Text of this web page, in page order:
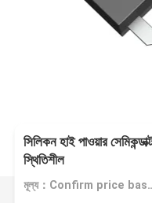
সিলিকন হাই পাওয়ার
স্থিতিশীল
মূল্য：